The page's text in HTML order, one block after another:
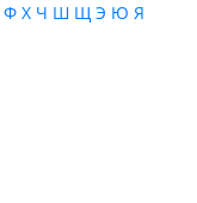
Ф Х Ч Ш Щ Э Ю Я